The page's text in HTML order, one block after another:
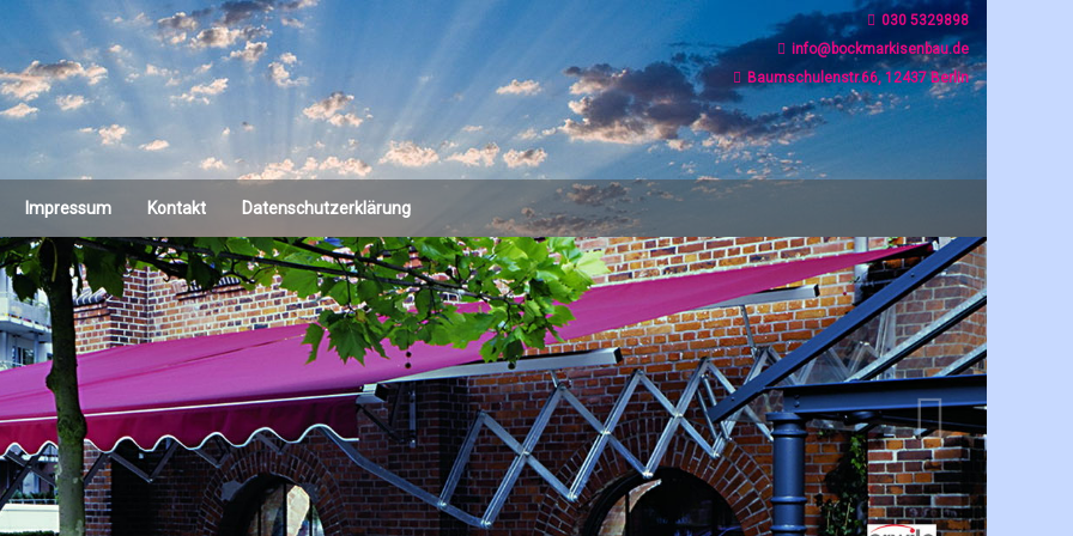
030 5329898
info@bockmarkisenbau.de
Baumschulenstr.66, 12437 Berlin
Impressum Kontakt Datenschutzerklärung